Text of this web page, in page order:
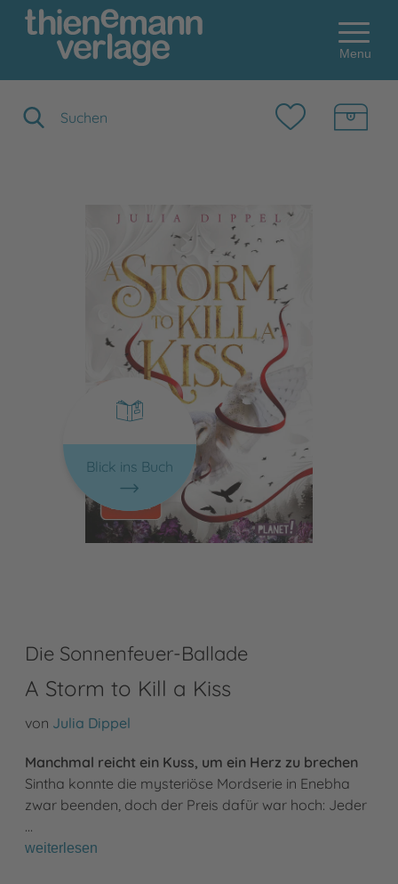
Menu
Blick ins Buch
Die Sonnenfeuer-Ballade
A Storm to Kill a Kiss
von Julia Dippel
Manchmal reicht ein Kuss, um ein Herz zu brechen
Sintha konnte die mysteriöse Mordserie in Enebha
zwar beenden, doch der Preis dafür war hoch: Jeder
…
weiterlesen